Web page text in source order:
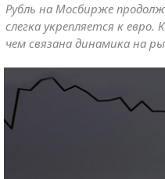
Рубль на Мосбирже
слегка укрепляется к
чем связана динамика на